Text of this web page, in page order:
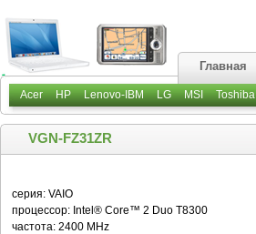
Главная
Acer HP Lenovo-IBM LG MSI Toshiba
VGN-FZ31ZR
серия: VAIO
процессор: Intel® Core™ 2 Duo T8300
частота: 2400 MHz